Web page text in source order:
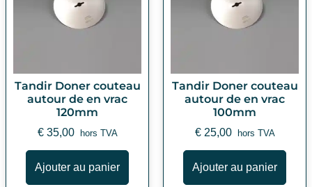
Tandir Doner couteau
autour de en vrac
120mm
€35,00 hors TVA
Ajouter au panier
Tandir Doner couteau
autour de en vrac
100mm
€25,00 hors TVA
Ajouter au panier